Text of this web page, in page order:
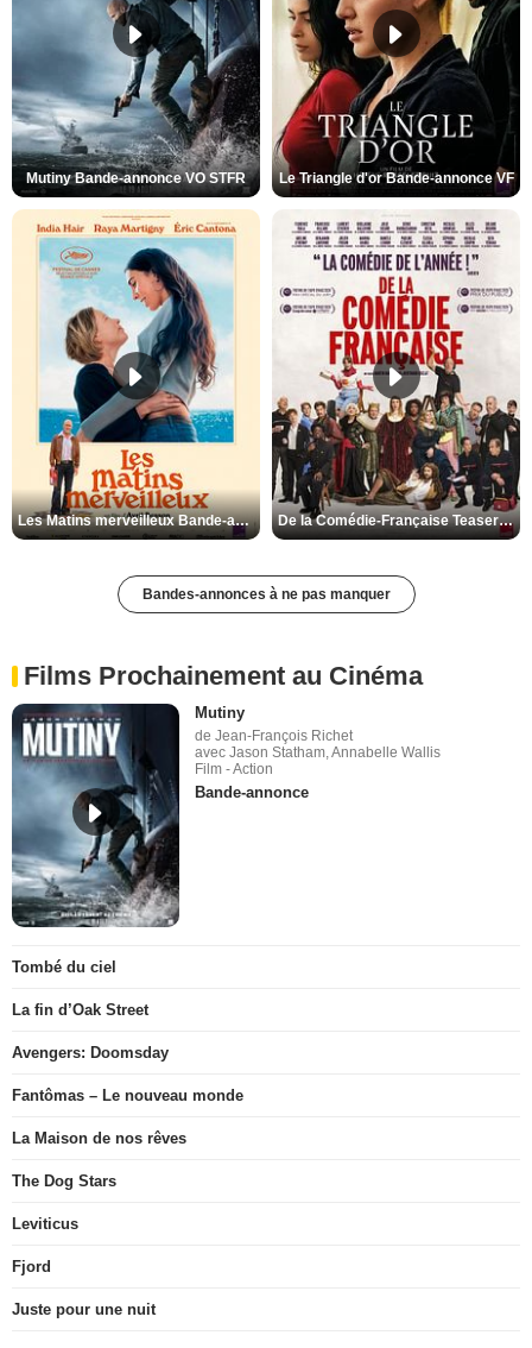
Mutiny Bande-annonce VO STFR Le Triangle d'or Bande-annonce VF
Les Matins merveilleux Bande-annonce VF De la Comédie-Française Teaser VF
Bandes-annonces à ne pas manquer
Films Prochainement au Cinéma
Mutiny
de Jean-François Richet
avec Jason Statham, Annabelle Wallis
Film - Action
Bande-annonce
Tombé du ciel
La fin d’Oak Street
Avengers: Doomsday
Fantômas – Le nouveau monde
La Maison de nos rêves
The Dog Stars
Leviticus
Fjord
Juste pour une nuit